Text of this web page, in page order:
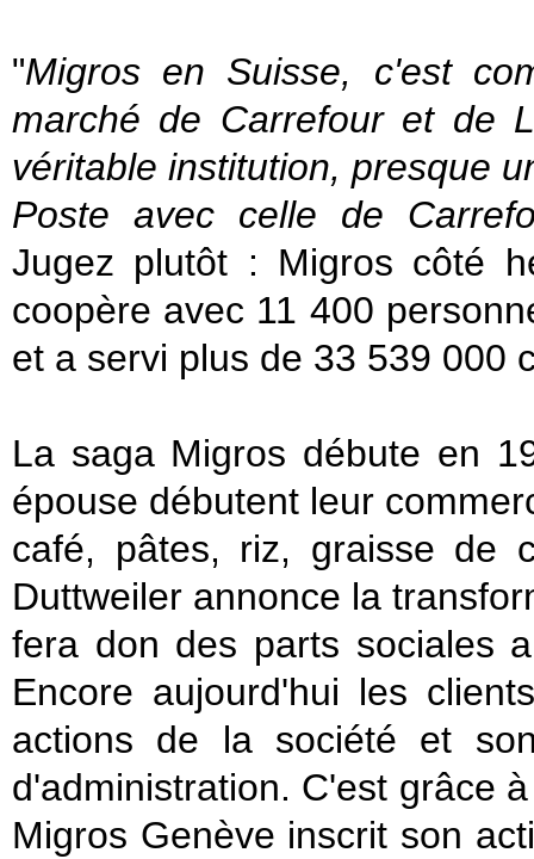
"Migros en Suisse, c'est
marché de Carrefour et de
véritable institution, presque
Poste avec celle de
Jugez plutôt : Migros côté
coopère avec 11 400
et a servi plus de 33 539 000
La saga Migros débute en
épouse débutent leur
café, pâtes, riz, graisse de
Duttweiler annonce la
fera don des parts sociales
Encore aujourd'hui les
actions de la société et
d'administration. C'est grâce
Migros Genève inscrit son